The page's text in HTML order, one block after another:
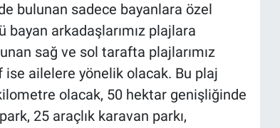
bulunan sadece bayanlara özel
bayan arkadaşlarımız plajlara
sağ ve sol tarafta plajlarımız
ailelere yönelik olacak. Bu plaj
olacak, 50 hektar genişliğinde
25 araçlık karavan parkı,